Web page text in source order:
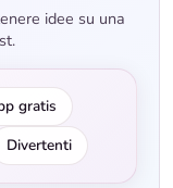
idee su una
gratis
Divertenti